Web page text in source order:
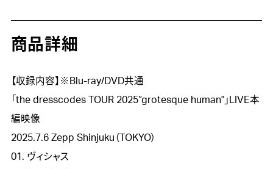
商品詳細
【収録内容】※Blu-ray/DVD共通
「the dresscodes TOUR 2025“grotesque human"」LIVE本
編映像
2025.7.6 Zepp Shinjuku（TOKYO）
01. ヴィシャス